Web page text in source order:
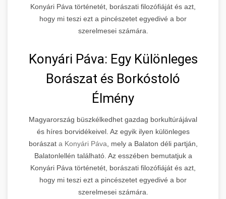
Konyári Páva történetét, borászati filozófiáját és azt,
hogy mi teszi ezt a pincészetet egyedivé a bor
szerelmesei számára.
Konyári Páva: Egy Különleges
Borászat és Borkóstoló
Élmény
Magyarország büszkélkedhet gazdag borkultúrájával
és híres borvidékeivel. Az egyik ilyen különleges
borászat a Konyári Páva , mely a Balaton déli partján,
Balatonlellén található. Az esszében bemutatjuk a
Konyári Páva történetét, borászati filozófiáját és azt,
hogy mi teszi ezt a pincészetet egyedivé a bor
szerelmesei számára.